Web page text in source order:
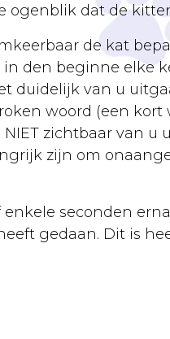
ogenblik dat de
de kat
den beginne elke
duidelijk van u
woord (een
zichtbaar van u
zijn om
seconden
gedaan. Dit is